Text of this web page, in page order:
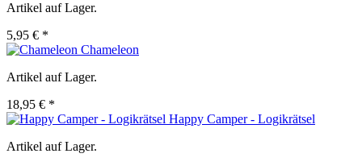
Artikel auf Lager.
5,95 € *
Chameleon
Artikel auf Lager.
18,95 € *
Happy Camper - Logikrätsel
Artikel auf Lager.